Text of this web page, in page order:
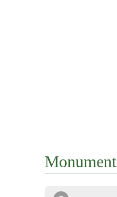
Monument